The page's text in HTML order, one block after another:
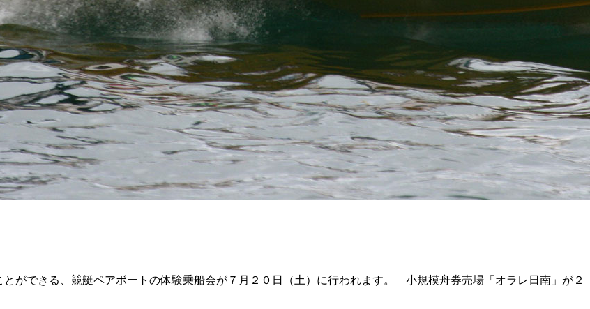
ができる、競艇ペアボートの体験乗船会が７月２０日（土）に行われます。 小規模舟券売場「オラレ日南」が２